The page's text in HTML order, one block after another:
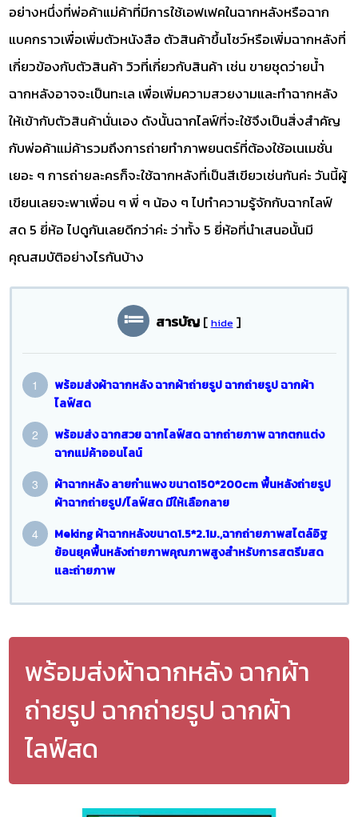
อย่างหนึ่งที่พ่อค้าแม่ค้าที่มีการใช้เอฟเฟคในฉากหลังหรือฉาก
แบคกราวเพื่อเพิ่มตัวหนังสือ ตัวสินค้าขึ้นโชว์หรือเพิ่มฉากหลังที่
เกี่ยวข้องกับตัวสินค้า วิวที่เกี่ยวกับสินค้า เช่น ขายชุดว่ายน้ำ
ฉากหลังอาจจะเป็นทะเล เพื่อเพิ่มความสวยงามและทำฉากหลัง
ให้เข้ากับตัวสินค้านั่นเอง ดังนั้นฉากไลฟ์ที่จะใช้จึงเป็นสิ่งสำคัญ
กับพ่อค้าแม่ค้ารวมถึงการถ่ายทำภาพยนตร์ที่ต้องใช้อเนเมชั่น
เยอะ ๆ การถ่ายละครก็จะใช้ฉากหลังที่เป็นสีเขียวเช่นกันค่ะ วันนี้ผู้
เขียนเลยจะพาเพื่อน ๆ พี่ ๆ น้อง ๆ ไปทำความรู้จักกับฉากไลฟ์
สด 5 ยี่ห้อ ไปดูกันเลยดีกว่าค่ะ ว่าทั้ง 5 ยี่ห้อที่นำเสนอนั้นมี
คุณสมบัติอย่างไรกันบ้าง
สารบัญ [ hide ]
พร้อมส่งผ้าฉากหลัง​ ฉากผ้าถ่ายรูป ฉากถ่ายรูป​​ ฉาก​ผ้า
ไลฟ์สด
พร้อมส่ง ฉากสวย ฉากไลฟ์สด ฉากถ่ายภาพ ฉากตกแต่ง
ฉากแม่ค้าออนไลน์
ผ้าฉากหลัง ลายกำแพง ขนาด150*200cm พื้นหลังถ่ายรูป
ผ้าฉากถ่ายรูป/ไลฟ์สด มีให้เลือกลาย
Meking ผ้าฉากหลังขนาด1.5*2.1ม.,ฉากถ่ายภาพสไตล์อิฐ
ย้อนยุคพื้นหลังถ่ายภาพคุณภาพสูงสำหรับการสตรีมสด
และถ่ายภาพ
พร้อมส่งผ้าฉากหลัง​ ฉากผ้า
ถ่ายรูป ฉากถ่ายรูป​​ ฉาก​ผ้า
ไลฟ์สด